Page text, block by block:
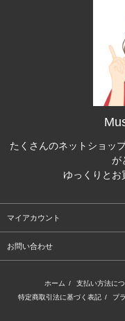
たくさんのネットショッ
が
ゆっくりとお
マイアカウント
お問い合わせ
ホーム / 支払い方法に
特定商取引法に基づく表記 / プ